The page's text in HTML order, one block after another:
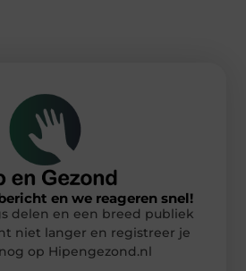
en we reageren snel!
delen en een breed publiek
niet langer en registreer je
op Hipengezond.nl